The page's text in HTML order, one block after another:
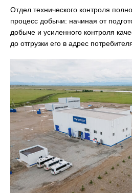
Отдел технического контроля
процесс добычи: начиная от
добыче и усиленного контроля
до отгрузки его в адрес